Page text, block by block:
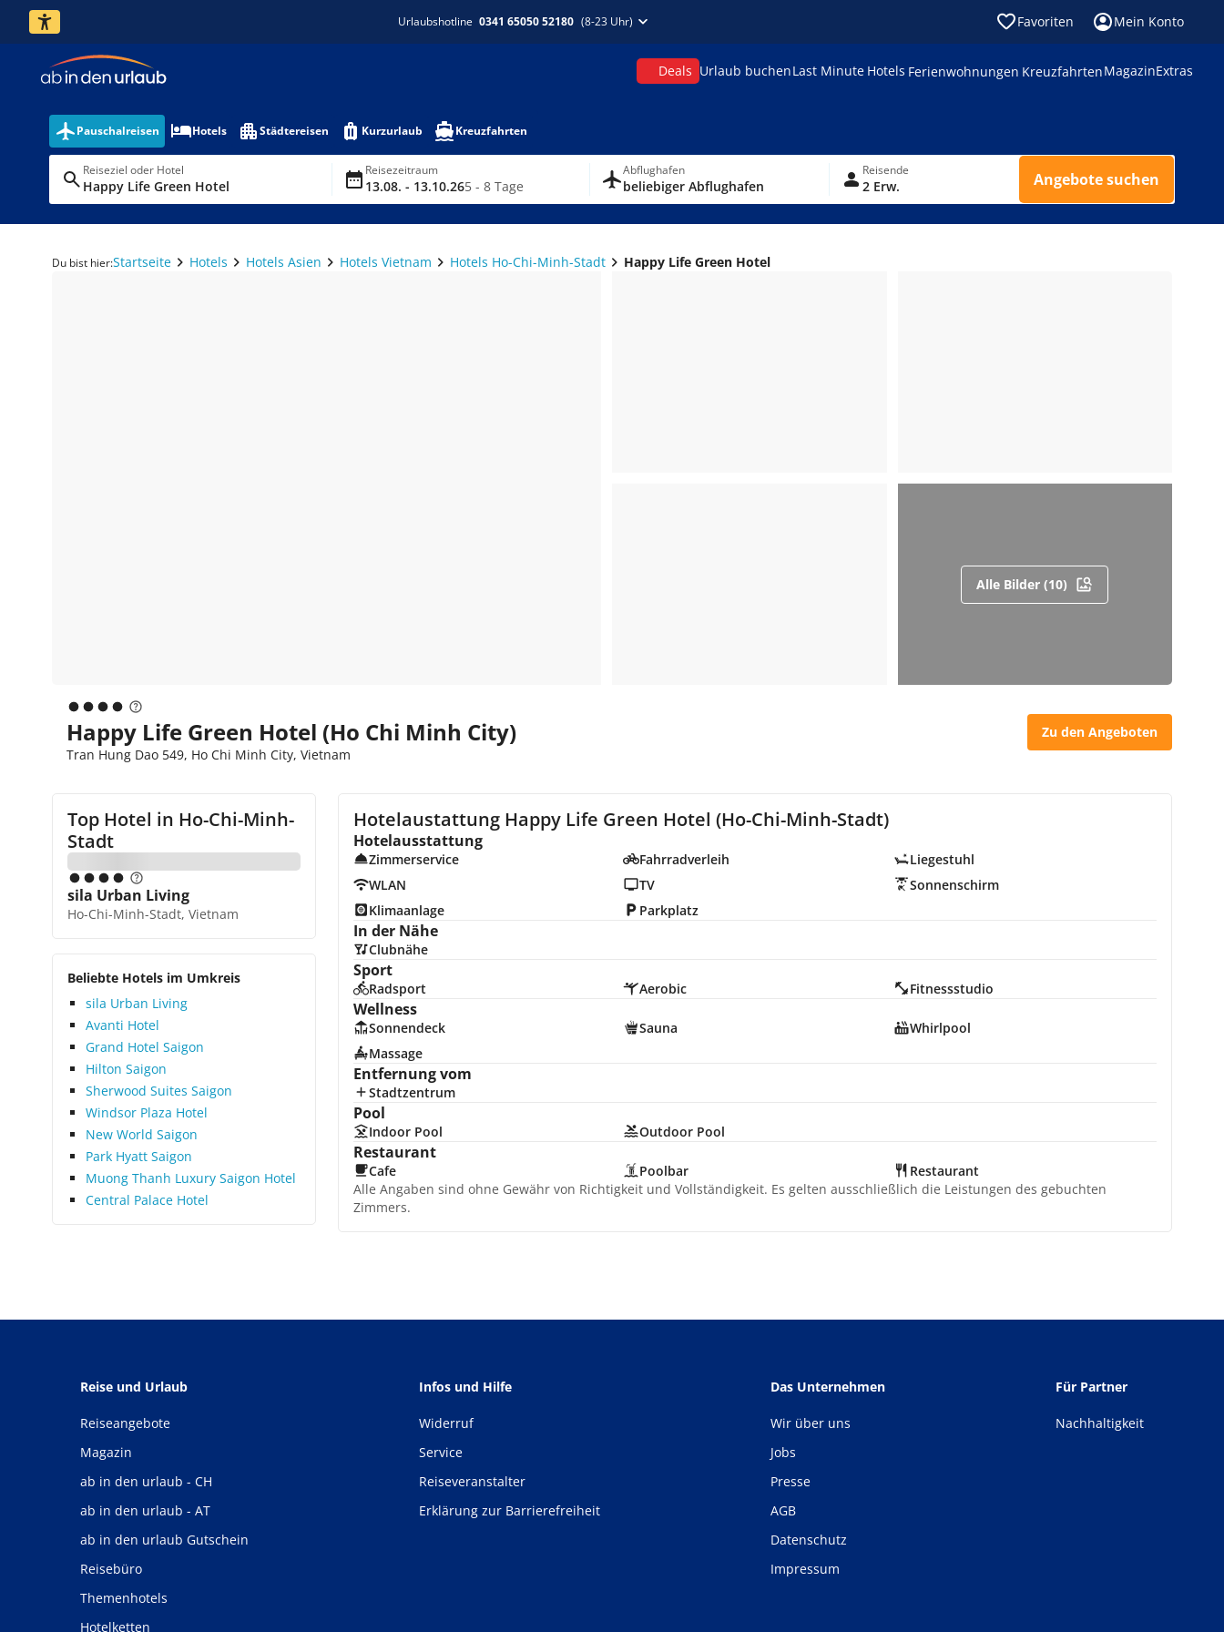
Urlaubshotline 0341 65050 52180 (8-23 Uhr) Favoriten Mein Konto
Deals Urlaub buchenLast Minute Hotels Ferienwohnungen KreuzfahrtenMagazinExtras
Pauschalreisen Hotels Städtereisen Kurzurlaub Kreuzfahrten
Reiseziel oder Hotel
Happy Life Green Hotel
Reisezeitraum
13.08. - 13.10.265 - 8 Tage
Abflughafen
beliebiger Abflughafen
Reisende
2 Erw. Angebote suchen
Du bist hier:Startseite Hotels Hotels Asien Hotels Vietnam Hotels Ho-Chi-Minh-Stadt Happy Life Green Hotel
Alle Bilder (10)
Happy Life Green Hotel (Ho Chi Minh City)
Tran Hung Dao 549, Ho Chi Minh City, Vietnam
Zu den Angeboten
Top Hotel in Ho-Chi-Minh-
Stadt
sila Urban Living
Ho-Chi-Minh-Stadt, Vietnam
Beliebte Hotels im Umkreis
sila Urban Living
Avanti Hotel
Grand Hotel Saigon
Hilton Saigon
Sherwood Suites Saigon
Windsor Plaza Hotel
New World Saigon
Park Hyatt Saigon
Muong Thanh Luxury Saigon Hotel
Central Palace Hotel
Hotelaustattung Happy Life Green Hotel (Ho-Chi-Minh-Stadt)
Hotelausstattung
Zimmerservice Fahrradverleih
Liegestuhl
WLAN
TV
Sonnenschirm
Klimaanlage
Parkplatz
In der Nähe
Clubnähe
Sport
Radsport Aerobic Fitnessstudio
Wellness
Sonnendeck Sauna
Whirlpool
Massage
Entfernung vom
Stadtzentrum
Pool
Indoor Pool Outdoor Pool
Restaurant
Cafe Poolbar
Restaurant
Alle Angaben sind ohne Gewähr von Richtigkeit und Vollständigkeit. Es gelten ausschließlich die Leistungen des gebuchten
Zimmers.
Reise und Urlaub
Reiseangebote
Magazin
ab in den urlaub - CH
ab in den urlaub - AT
ab in den urlaub Gutschein
Reisebüro
Themenhotels
Hotelketten
Infos und Hilfe
Widerruf
Service
Reiseveranstalter
Erklärung zur Barrierefreiheit
Das Unternehmen
Wir über uns
Jobs
Presse
AGB
Datenschutz
Impressum
Für Partner
Nachhaltigkeit